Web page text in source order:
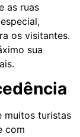
as ruas
os visitantes.
sua
muitos turistas
com